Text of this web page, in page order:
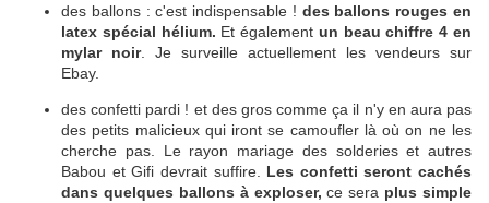
des ballons : c'est indispensable ! des ballons rouges en
latex spécial hélium. Et également un beau chiffre 4 en
mylar noir. Je surveille actuellement les vendeurs sur
Ebay.
des confetti pardi ! et des gros comme ça il n'y en aura pas
des petits malicieux qui iront se camoufler là où on ne les
cherche pas. Le rayon mariage des solderies et autres
Babou et Gifi devrait suffire.
Les confetti seront cachés
dans quelques ballons à exploser,ce sera plus simple